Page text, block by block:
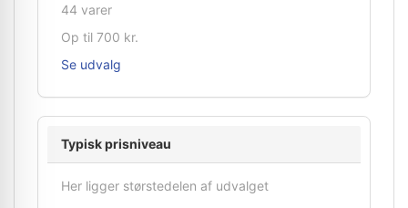
44 varer
Op til 700 kr.
Se udvalg
Typisk prisniveau
Her ligger størstedelen af udvalget